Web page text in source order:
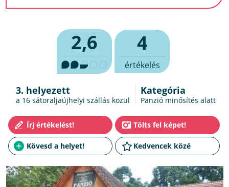
2,6 4
értékelés
3. helyezett
a 16sátoraljaújhelyi szállás közül
Kategória
Panzió minősítés alatt